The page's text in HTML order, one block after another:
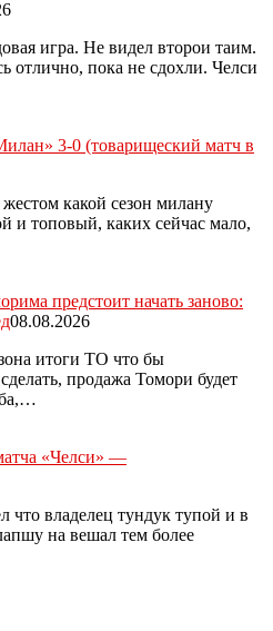
игра. Не видел второи таим.
отлично, пока не сдохли. Челси
3-0 (товарищеский матч в
какой сезон милану
и топовый, каких сейчас мало,
предстоит начать заново:
08.08.2026
итоги ТО что бы
продажа Томори будет
«Челси» —
владелец тундук тупой и в
на вешал тем более